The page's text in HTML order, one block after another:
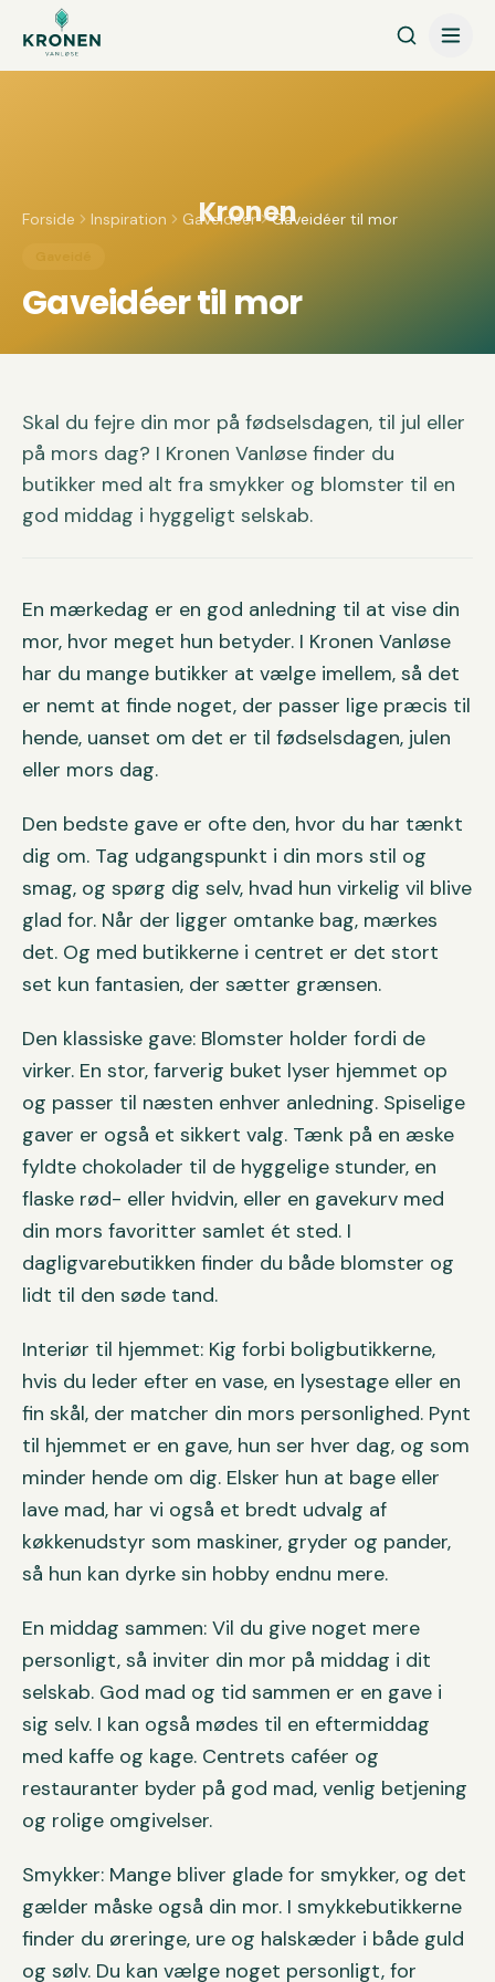
Spring til indhold
Kronen
Forside Inspiration Gaveidéer Gaveidéer til mor
Gaveidéer til mor
Skal du fejre din mor på fødselsdagen, til jul eller
på mors dag? I Kronen Vanløse finder du
butikker med alt fra smykker og blomster til en
god middag i hyggeligt selskab.
En mærkedag er en god anledning til at vise din
mor, hvor meget hun betyder. I Kronen Vanløse
har du mange butikker at vælge imellem, så det
er nemt at finde noget, der passer lige præcis til
hende, uanset om det er til fødselsdagen, julen
eller mors dag.
Den bedste gave er ofte den, hvor du har tænkt
dig om. Tag udgangspunkt i din mors stil og
smag, og spørg dig selv, hvad hun virkelig vil blive
glad for. Når der ligger omtanke bag, mærkes
det. Og med butikkerne i centret er det stort
set kun fantasien, der sætter grænsen.
Den klassiske gave: Blomster holder fordi de
virker. En stor, farverig buket lyser hjemmet op
og passer til næsten enhver anledning. Spiselige
gaver er også et sikkert valg. Tænk på en æske
fyldte chokolader til de hyggelige stunder, en
flaske rød- eller hvidvin, eller en gavekurv med
din mors favoritter samlet ét sted. I
dagligvarebutikken finder du både blomster og
lidt til den søde tand.
Interiør til hjemmet: Kig forbi boligbutikkerne,
hvis du leder efter en vase, en lysestage eller en
fin skål, der matcher din mors personlighed. Pynt
til hjemmet er en gave, hun ser hver dag, og som
minder hende om dig. Elsker hun at bage eller
lave mad, har vi også et bredt udvalg af
køkkenudstyr som maskiner, gryder og pander,
så hun kan dyrke sin hobby endnu mere.
En middag sammen: Vil du give noget mere
personligt, så inviter din mor på middag i dit
selskab. God mad og tid sammen er en gave i
sig selv. I kan også mødes til en eftermiddag
med kaffe og kage. Centrets caféer og
restauranter byder på god mad, venlig betjening
og rolige omgivelser.
Smykker: Mange bliver glade for smykker, og det
gælder måske også din mor. I smykkebutikkerne
finder du øreringe, ure og halskæder i både guld
og sølv. Du kan vælge noget personligt, for